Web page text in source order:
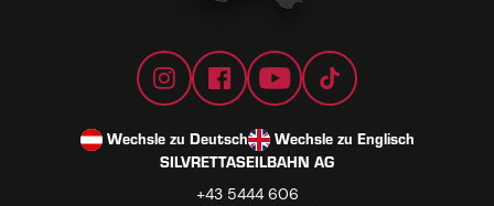
Wechsle zu Deutsch
Wechsle zu Englisch
SILVRETTASEILBAHN AG
+43 5444 606